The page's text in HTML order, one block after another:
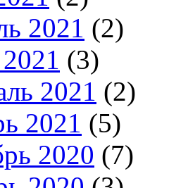
2021 (2)
(3)
2021 (2)
2021 (5)
2020 (7)